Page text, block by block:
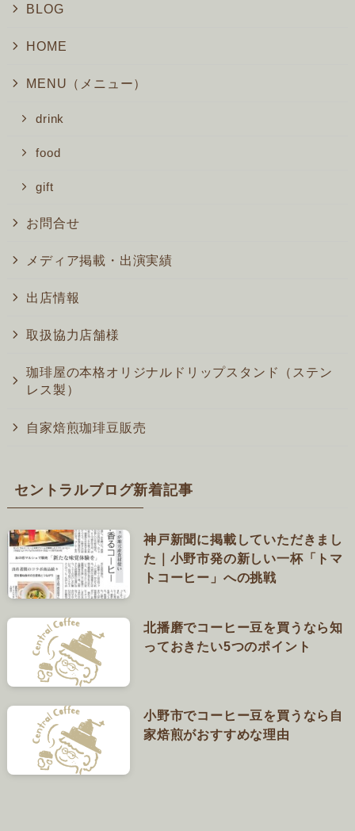
BLOG
HOME
MENU（メニュー）
drink
food
gift
お問合せ
メディア掲載・出演実績
出店情報
取扱協力店舗様
珈琲屋の本格オリジナルドリップスタンド（ステン
レス製）
自家焙煎珈琲豆販売
セントラルブログ新着記事
神戸新聞に掲載していただきまし
た｜小野市発の新しい一杯「トマ
トコーヒー」への挑戦
北播磨でコーヒー豆を買うなら知
っておきたい5つのポイント
小野市でコーヒー豆を買うなら自
家焙煎がおすすめな理由